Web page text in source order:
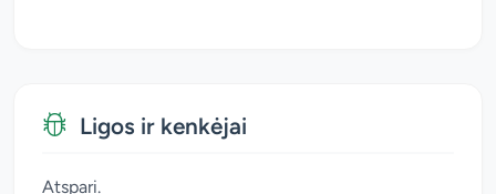
Ligos ir kenkėjai
Atspari.